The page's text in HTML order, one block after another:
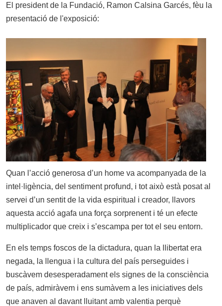
El president de la Fundació, Ramon Calsina Garcés, fèu la
presentació de l'exposició:
Quan l’acció generosa d’un home va acompanyada de la
intel·ligència, del sentiment profund, i tot això està posat al
servei d’un sentit de la vida espiritual i creador, llavors
aquesta acció agafa una força sorprenent i té un efecte
multiplicador que creix i s’escampa per tot el seu entorn.
En els temps foscos de la dictadura, quan la llibertat era
negada, la llengua i la cultura del país perseguides i
buscàvem desesperadament els signes de la consciència
de país, admiràvem i ens sumàvem a les iniciatives dels
que anaven al davant lluitant amb valentia perquè